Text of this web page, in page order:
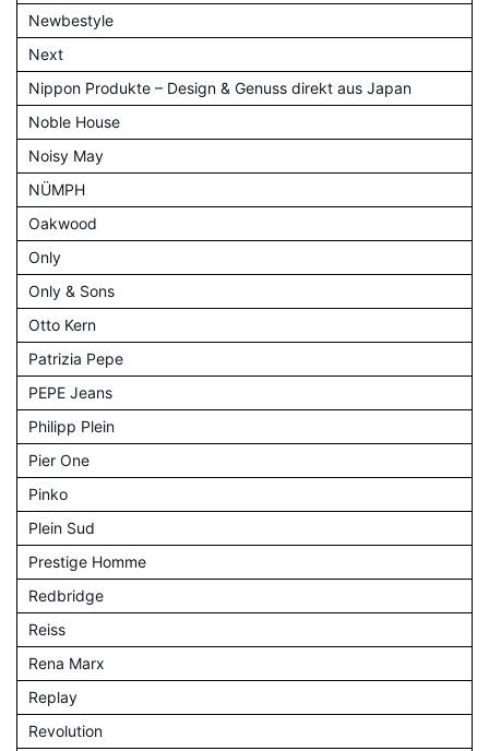
Newbestyle
Next
Nippon Produkte – Design & Genuss direkt aus Japan
Noble House
Noisy May
NÜMPH
Oakwood
Only
Only & Sons
Otto Kern
Patrizia Pepe
PEPE Jeans
Philipp Plein
Pier One
Pinko
Plein Sud
Prestige Homme
Redbridge
Reiss
Rena Marx
Replay
Revolution